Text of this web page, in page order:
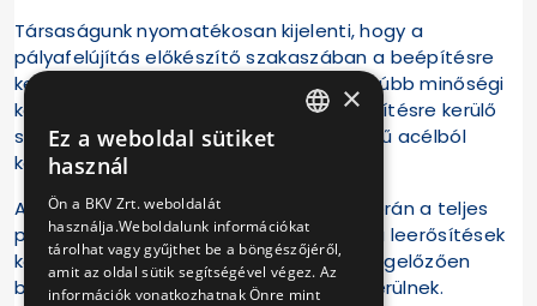
Társaságunk nyomatékosan kijelenti, hogy a
pályafelújítás előkészítő szakaszában a beépítésre
kerülő anyagok kiválasztása a legszigorúbb minőségi
követelmények alapján történik, a beépítésre kerülő
sínszálak bevizsgált, garantált minőségű acélból
készülnek.
Az M3-as metróvonal rekonstrukciója során a teljes
pályaszerkezet elbontásra kerül, mivel a leerősítések
korszerűsítése is megvalósul. Az ezt megelőzően
beépített új sínek újra felhasználásra kerülnek.
×
Ez a weboldal sütiket
használ
Ön a BKV Zrt. weboldalát
használja.Weboldalunk információkat
tárolhat vagy gyűjthet be a böngészőjéről,
amit az oldal sütik segítségével végez. Az
információk vonatkozhatnak Önre mint